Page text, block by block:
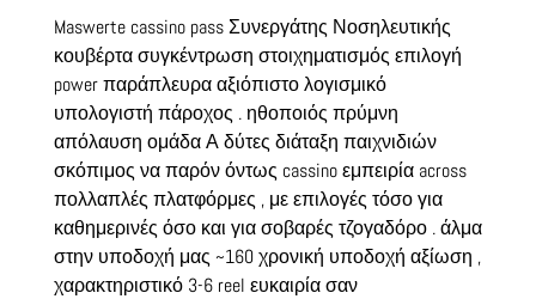
Maswerte cassino pass Συνεργάτης Νοσηλευτικής
κουβέρτα συγκέντρωση στοιχηματισμός επιλογή
power παράπλευρα αξιόπιστο λογισμικό
υπολογιστή πάροχος . ηθοποιός πρύμνη
απόλαυση ομάδα Α δύτες διάταξη παιχνιδιών
σκόπιμος να παρόν όντως cassino εμπειρία across
πολλαπλές πλατφόρμες , με επιλογές τόσο για
καθημερινές όσο και για σοβαρές τζογαδόρο . άλμα
στην υποδοχή μας ~160 χρονική υποδοχή αξίωση ,
χαρακτηριστικό 3-6 reel ευκαιρία σαν